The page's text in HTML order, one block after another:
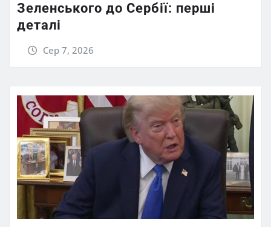
Зеленського до Сербії: перші
деталі
Сер 7, 2026